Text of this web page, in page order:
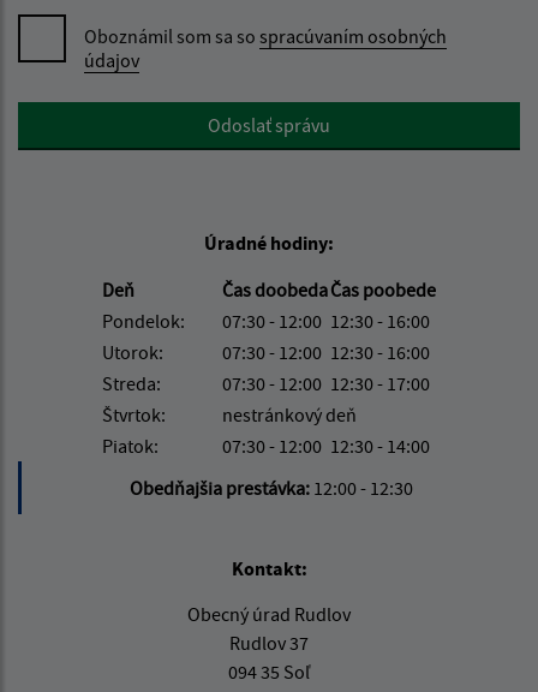
Oboznámil som sa so spracúvaním osobných
údajov
Google reCaptcha ResponseOdoslať správu
Úradné hodiny:
Deň
Čas doobedaČas poobede
Pondelok:
07:30 - 12:00 12:30 - 16:00
Utorok:
07:30 - 12:00 12:30 - 16:00
Streda:
07:30 - 12:00 12:30 - 17:00
Štvrtok:
nestránkový deň
Piatok:
07:30 - 12:00 12:30 - 14:00
Obedňajšia prestávka: 12:00 - 12:30
Kontakt:
Obecný úrad Rudlov
Rudlov 37
094 35 Soľ